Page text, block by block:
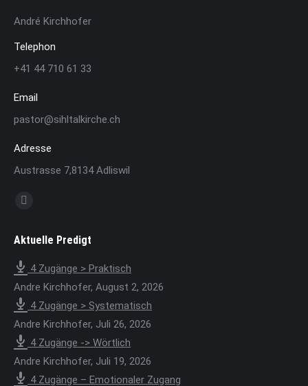
André Kirchhofer
Telephon
+41 44 710 61 33
Email
pastor@sihltalkirche.ch
Adresse
Austrasse 7,8134 Adliswil
Finden Sie uns auf:
YouTube
opens
new
Aktuelle Predigt
4 Zugänge > Praktisch
Andre Kirchhofer, August 2, 2026
4 Zugänge > Systematisch
Andre Kirchhofer, Juli 26, 2026
4 Zugänge -> Wörtlich
Andre Kirchhofer, Juli 19, 2026
4 Zugänge – Emotionaler Zugang